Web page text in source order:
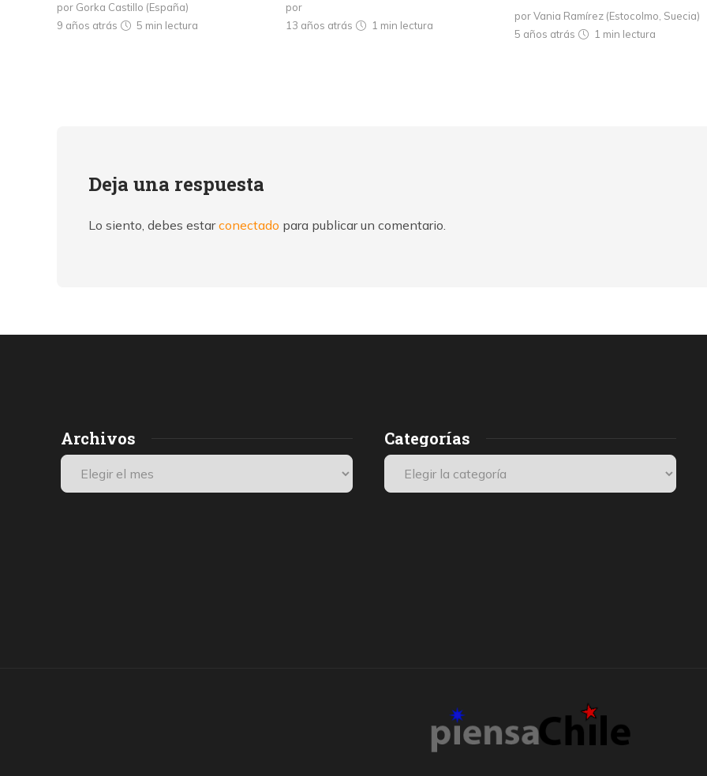
por Gorka Castillo (España)
9 años atrás
5 min lectura
por
13 años atrás
1 min lectura
por Vania Ramírez (Estocolmo, Suecia)
5 años atrás
1 min lectura
Deja una respuesta
Lo siento, debes estarconectado para publicar un comentario.
Archivos Categorías